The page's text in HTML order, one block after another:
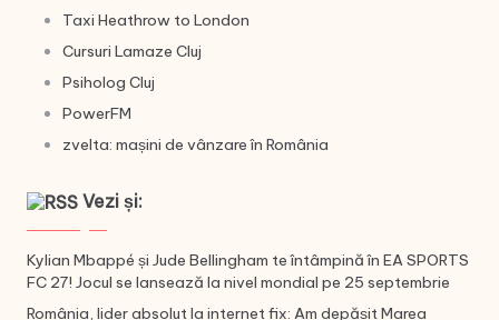
Taxi Heathrow to London
Cursuri Lamaze Cluj
Psiholog Cluj
PowerFM
zvelta: mașini de vânzare în România
Vezi și:
Kylian Mbappé și Jude Bellingham te întâmpină în EA SPORTS
FC 27! Jocul se lansează la nivel mondial pe 25 septembrie
România, lider absolut la internet fix: Am depășit Marea